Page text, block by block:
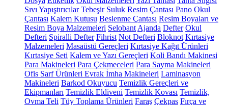
Sıvı Yapıştırıcılar Tebeşir Suluk Resim Çantası Pano Okul
Çantası Kalem Kutusu Beslenme Çantası Resim Boyaları ve
Resim Boya Malzemeleri Selobant Ajanda Defter Okul
Defteri Spiralli Defter Fihrist Not Defteri Bloknot Kırtasiye
Malzemeleri Masaüstü Gereçleri Kırtasiye Kağıt Ürünleri
Kırtasiye Seti Kalem ve Yazı Gereçleri Koli Bandı Makinesi
Para Makineleri Para Çekmeceleri Para Sayma Makineleri
Ofis Sarf Ürünleri Evrak İmha Makineleri Laminasyon
Makineleri Barkod Okuyucu Temizlik Gereçleri ve
Ekipmanları Temizlik Eldiveni Temizlik Kovası Temizlik,
Ovma Teli Tüy Toplama Ürünleri Faraş Çekpas Fırça ve